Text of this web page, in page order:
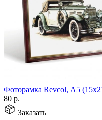
Фоторамка Revcol, А5
80 р.
Заказать